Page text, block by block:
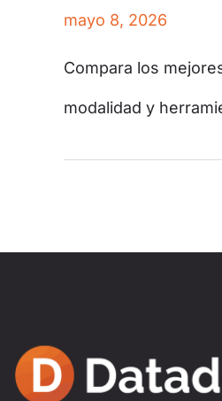
mayo 8, 2026
Compara los
modalidad y